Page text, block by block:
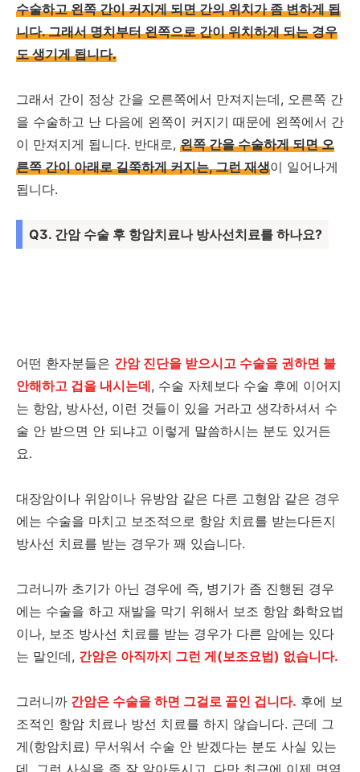
수술하고 왼쪽 간이 커지게 되면 간의 위치가 좀 변하게 됩
니다. 그래서 명치부터 왼쪽으로 간이 위치하게 되는 경우
도 생기게 됩니다.
그래서 간이 정상 간을 오른쪽에서 만져지는데, 오른쪽 간
을 수술하고 난 다음에 왼쪽이 커지기 때문에 왼쪽에서 간
이 만져지게 됩니다. 반대로, 왼쪽 간을 수술하게 되면 오
른쪽 간이 아래로 길쭉하게 커지는, 그런 재생이 일어나게
됩니다.
Q3. 간암 수술 후 항암치료나 방사선치료를 하나요?
어떤 환자분들은 간암 진단을 받으시고 수술을 권하면 불
안해하고 겁을 내시는데, 수술 자체보다 수술 후에 이어지
는 항암, 방사선, 이런 것들이 있을 거라고 생각하셔서 수
술 안 받으면 안 되냐고 이렇게 말씀하시는 분도 있거든
요.
대장암이나 위암이나 유방암 같은 다른 고형암 같은 경우
에는 수술을 마치고 보조적으로 항암 치료를 받는다든지
방사선 치료를 받는 경우가 꽤 있습니다.
그러니까 초기가 아닌 경우에 즉, 병기가 좀 진행된 경우
에는 수술을 하고 재발을 막기 위해서 보조 항암 화학요법
이나, 보조 방사선 치료를 받는 경우가 다른 암에는 있다
는 말인데, 간암은 아직까지 그런 게(보조요법) 없습니다.
그러니까 간암은 수술을 하면 그걸로 끝인 겁니다. 후에 보
조적인 항암 치료나 방선 치료를 하지 않습니다. 근데 그
게(항암치료) 무서워서 수술 안 받겠다는 분도 사실 있는